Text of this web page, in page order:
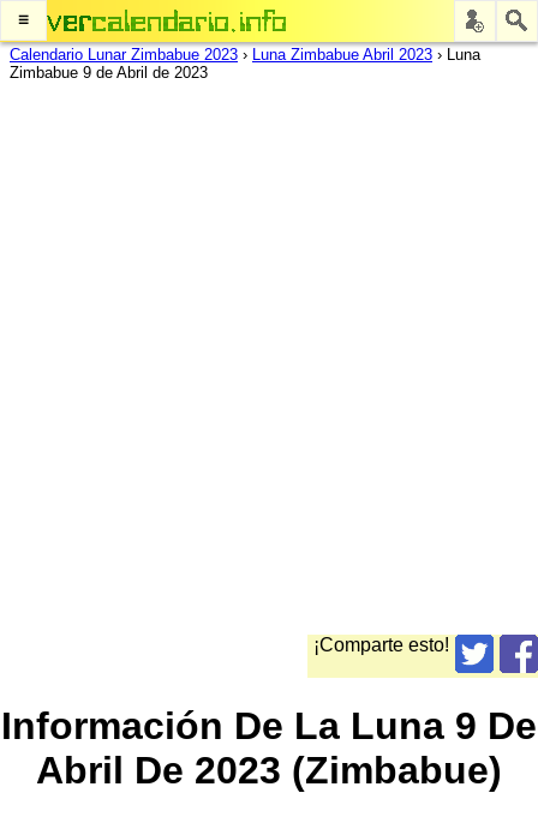
≡
Calendario Lunar Zimbabue 2023 › Luna Zimbabue Abril 2023 › Luna
Zimbabue 9 de Abril de 2023
¡Comparte esto!
Información De La Luna 9 De
Abril De 2023 (Zimbabue)